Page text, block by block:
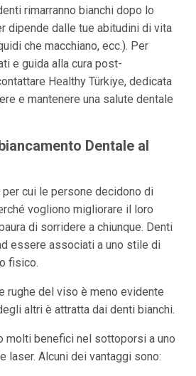
rimarranno bianchi dopo lo
dipende dalle tue abitudini di vita
che macchiano, ecc.). Per
e guida alla cura post-
Healthy Türkiye, dedicata
e mantenere una salute dentale
Dentale al
cui le persone decidono di
vogliono migliorare il loro
di sorridere a chiunque. Denti
essere associati a uno stile di
fisico.
rughe del viso è meno evidente
altri è attratta dai denti bianchi.
molti benefici nel sottoporsi a uno
laser. Alcuni dei vantaggi sono: